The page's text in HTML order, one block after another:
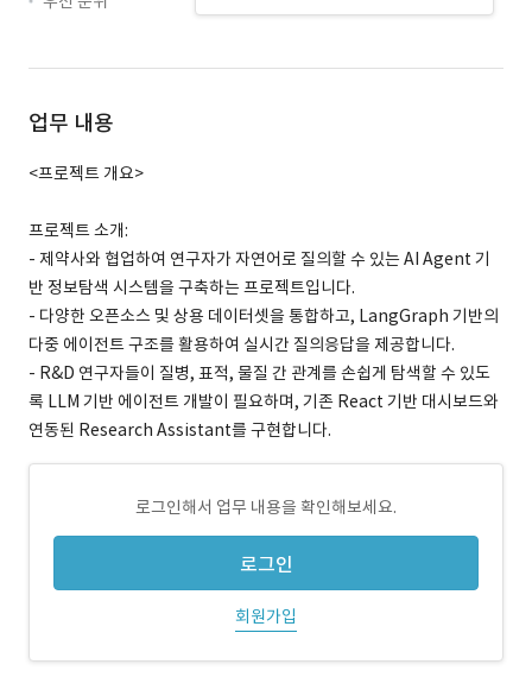
업무 내용
<프로젝트 개요>
프로젝트 소개:
- 제약사와 협업하여 연구자가 자연어로 질의할 수 있는 AI Agent 기
반 정보탐색 시스템을 구축하는 프로젝트입니다.
- 다양한 오픈소스 및 상용 데이터셋을 통합하고, LangGraph 기반의
다중 에이전트 구조를 활용하여 실시간 질의응답을 제공합니다.
- R&D 연구자들이 질병, 표적, 물질 간 관계를 손쉽게 탐색할 수 있도
록 LLM 기반 에이전트 개발이 필요하며, 기존 React 기반 대시보드와
연동된 Research Assistant를 구현합니다.
로그인해서 업무 내용을 확인해보세요.
로그인
회원가입